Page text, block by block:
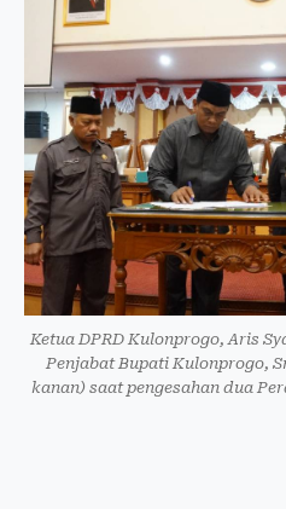
Ketua DPRD Kulonprogo, Aris
Penjabat Bupati Kulonprogo,
kanan) saat pengesahan dua